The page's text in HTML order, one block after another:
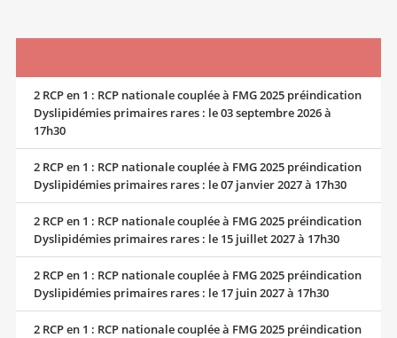
2 RCP en 1 : RCP nationale couplée à FMG 2025 préindication
Dyslipidémies primaires rares : le 03 septembre 2026 à
17h30
2 RCP en 1 : RCP nationale couplée à FMG 2025 préindication
Dyslipidémies primaires rares : le 07 janvier 2027 à 17h30
2 RCP en 1 : RCP nationale couplée à FMG 2025 préindication
Dyslipidémies primaires rares : le 15 juillet 2027 à 17h30
2 RCP en 1 : RCP nationale couplée à FMG 2025 préindication
Dyslipidémies primaires rares : le 17 juin 2027 à 17h30
2 RCP en 1 : RCP nationale couplée à FMG 2025 préindication